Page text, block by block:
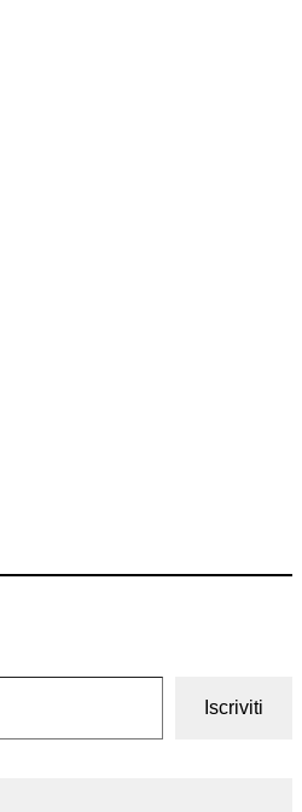
Iscriviti